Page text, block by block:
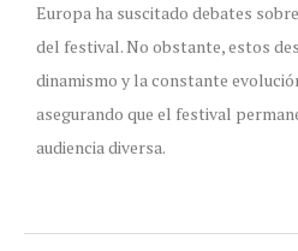
Europa ha suscitado debates
del festival. No obstante, estos
dinamismo y la constante
asegurando que el festival
audiencia diversa.